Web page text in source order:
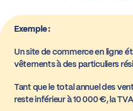
Exemple :
Un site de commerce en ligne
vêtements à des particuliers
Tant que le total annuel des
reste inférieur à 10 000 €, la